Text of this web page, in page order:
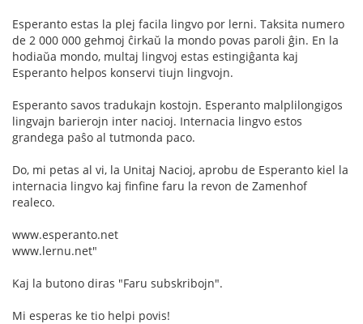
Esperanto estas la plej facila lingvo por lerni. Taksita numero
de 2 000 000 gehmoj ĉirkaŭ la mondo povas paroli ĝin. En la
hodiaŭa mondo, multaj lingvoj estas estingiĝanta kaj
Esperanto helpos konservi tiujn lingvojn.
Esperanto savos tradukajn kostojn. Esperanto malplilongigos
lingvajn barierojn inter nacioj. Internacia lingvo estos
grandega paŝo al tutmonda paco.
Do, mi petas al vi, la Unitaj Nacioj, aprobu de Esperanto kiel la
internacia lingvo kaj finfine faru la revon de Zamenhof
realeco.
www.esperanto.net
www.lernu.net"
Kaj la butono diras "Faru subskribojn".
Mi esperas ke tio helpi povis!